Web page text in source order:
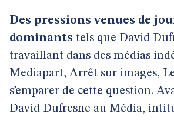
Des pressions venues de
dominants tels que David
travaillant dans des médias
Mediapart, Arrêt sur images,
s’emparer de cette question.
David Dufresne au Média,